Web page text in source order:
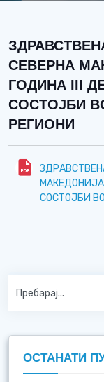
СЕВЕРНА
ГОДИНА III
СОСТОЈБИ
РЕГИОНИ
МАКЕДОНИJА
СОСТОЈБИ
ОСТАНАТИ